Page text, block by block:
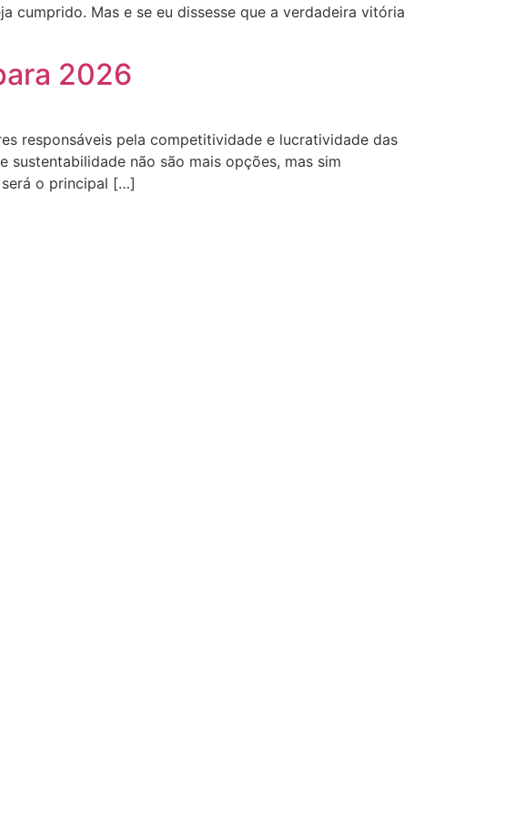
cumprido. Mas e se eu dissesse que a verdadeira vitória
2026
responsáveis pela competitividade e lucratividade das
não são mais opções, mas sim
o principal […]